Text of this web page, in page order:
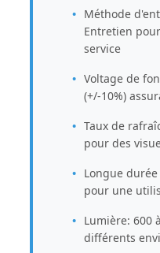
Méthode
Entretien
service
Voltage de
(+/-10%)
Taux de
pour des
Longue
pour une
Lumière: 600
différents